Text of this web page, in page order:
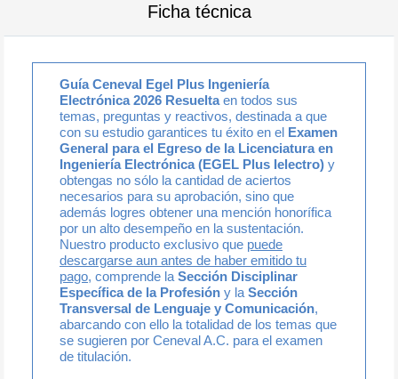
Ficha técnica
Guía Ceneval Egel Plus Ingeniería
Electrónica 2026 Resueltaen todos sus
temas, preguntas y reactivos, destinada a que
con su estudio garantices tu éxito en el Examen
General para el Egreso de la Licenciatura en
Ingeniería Electrónica (EGEL Plus Ielectro) y
obtengas no sólo la cantidad de aciertos
necesarios para su aprobación, sino que
además logres obtener una mención honorífica
por un alto desempeño en la sustentación.
Nuestro producto exclusivo que puede
descargarse aun antes de haber emitido tu
pago, comprende la Sección Disciplinar
Específica de la Profesión y la Sección
Transversal de Lenguaje y Comunicación,
abarcando con ello la totalidad de los temas que
se sugieren por Ceneval A.C. para el examen
de titulación.